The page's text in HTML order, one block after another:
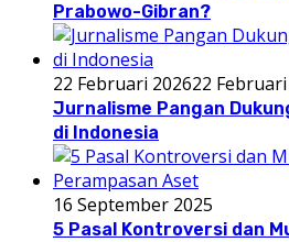
Prabowo-Gibran?
22 Februari 202622
Jurnalisme Pangan
di Indonesia
16 September 2025
5 Pasal Kontroversi dan